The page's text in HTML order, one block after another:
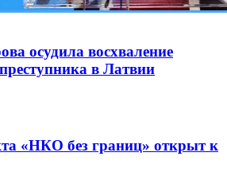
осудила восхваление
в Латвии
«НКО без границ» открыт к